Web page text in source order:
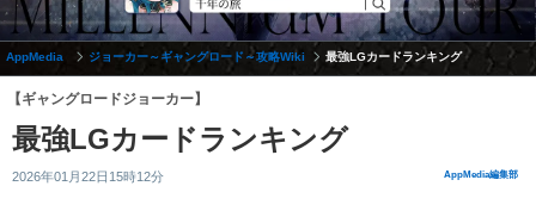
AppMedia ジョーカー～ギャングロード～攻略Wiki 最強LGカードランキング
【ギャングロードジョーカー】
最強LGカードランキング
2026年01月22日15時12分 AppMedia編集部